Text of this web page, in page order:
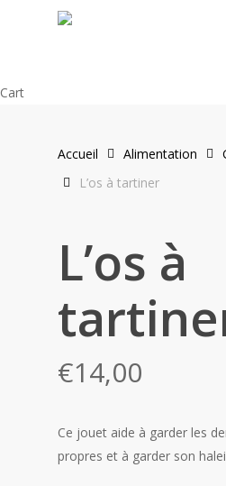
CartClose
Accueil Alimentation
L’os à tartiner
L’os à
€14,00
Ce jouet aide à garder les
propres et à garder son